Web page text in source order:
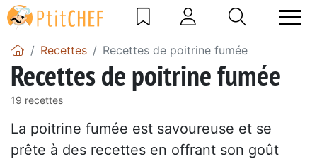
Recettes Recettes de poitrine fumée
Recettes de poitrine fumée
19 recettes
La poitrine fumée est savoureuse et se
prête à des recettes en offrant son goût